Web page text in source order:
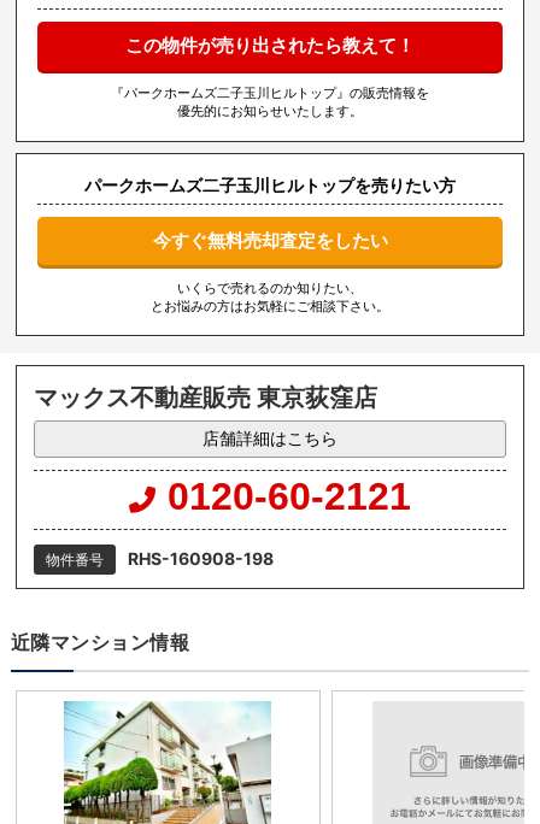
この物件が売り出されたら教えて！
『パークホームズ二子玉川ヒルトップ』の販売情報を
優先的にお知らせいたします。
パークホームズ二子玉川ヒルトップを売りたい方
今すぐ無料売却査定をしたい
いくらで売れるのか知りたい、
とお悩みの方はお気軽にご相談下さい。
マックス不動産販売 東京荻窪店
店舗詳細はこちら
0120-60-2121
物件番号 RHS-160908-198
近隣マンション情報